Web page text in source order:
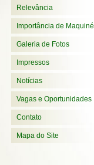
Relevância
Importância de Maquiné
Galeria de Fotos
Impressos
Notícias
Vagas e Oportunidades
Contato
Mapa do Site